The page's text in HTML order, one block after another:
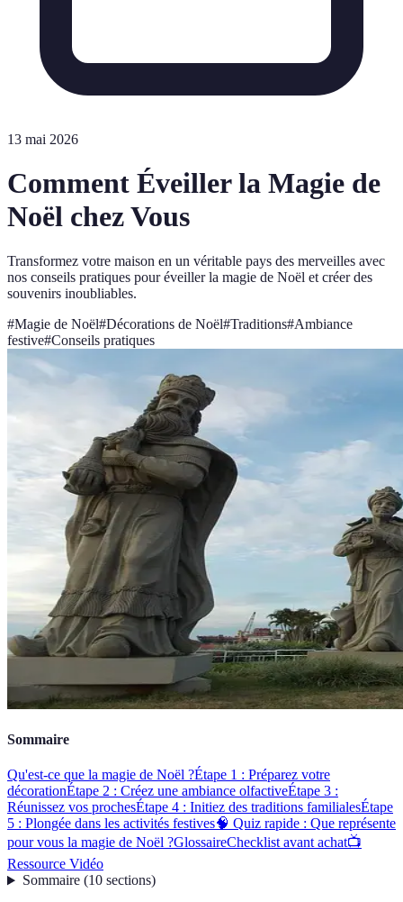
13 mai 2026
Comment Éveiller la Magie de
Noël chez Vous
Transformez votre maison en un véritable pays des merveilles avec
nos conseils pratiques pour éveiller la magie de Noël et créer des
souvenirs inoubliables.
#Magie de Noël#Décorations de Noël#Traditions#Ambiance
festive#Conseils pratiques
Sommaire
Qu'est-ce que la magie de Noël ?Étape 1 : Préparez votre
décorationÉtape 2 : Créez une ambiance olfactiveÉtape 3 :
Réunissez vos prochesÉtape 4 : Initiez des traditions familialesÉtape
5 : Plongée dans les activités festives🧠 Quiz rapide : Que représente
pour vous la magie de Noël ?GlossaireChecklist avant achat📺
Ressource Vidéo
Sommaire(10 sections)